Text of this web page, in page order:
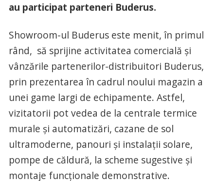
au participat parteneri Buderus.
Showroom-ul Buderus este menit, în primul
rând, să sprijine activitatea comercială şi
vânzările partenerilor-distribuitori Buderus,
prin prezentarea în cadrul noului magazin a
unei game largi de echipamente. Astfel,
vizitatorii pot vedea de la centrale termice
murale şi automatizări, cazane de sol
ultramoderne, panouri şi instalaţii solare,
pompe de căldură, la scheme sugestive şi
montaje funcţionale demonstrative.